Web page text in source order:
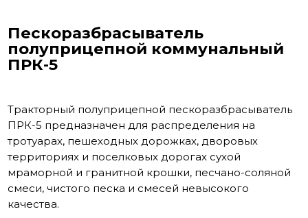
Пескоразбрасыватель
полуприцепной коммунальный
ПРК-5
Тракторный полуприцепной пескоразбрасыватель
ПРК-5 предназначен для распределения на
тротуарах, пешеходных дорожках, дворовых
территориях и поселковых дорогах сухой
мраморной и гранитной крошки, песчано-соляной
смеси, чистого песка и смесей невысокого
качества.